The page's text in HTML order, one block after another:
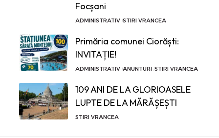
Focșani
ADMINISTRATIV STIRI VRANCEA
Primăria comunei Ciorăști:
INVITAȚIE!
ADMINISTRATIV ANUNTURI STIRI VRANCEA
109 ANI DE LA GLORIOASELE
LUPTE DE LA MĂRĂȘEȘTI
STIRI VRANCEA